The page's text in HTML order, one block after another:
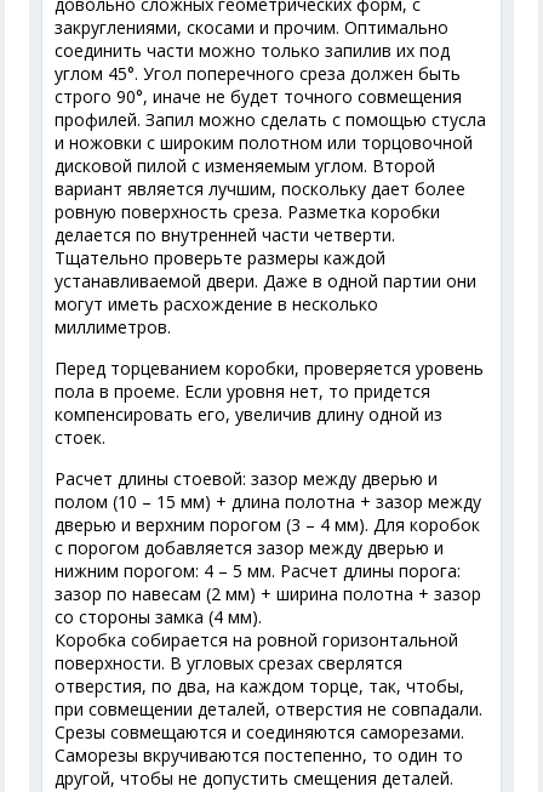
довольно сложных геометрических форм, с
закруглениями, скосами и прочим. Оптимально
соединить части можно только запилив их под
углом 45°. Угол поперечного среза должен быть
строго 90°, иначе не будет точного совмещения
профилей. Запил можно сделать с помощью стусла
и ножовки с широким полотном или торцовочной
дисковой пилой с изменяемым углом. Второй
вариант является лучшим, поскольку дает более
ровную поверхность среза. Разметка коробки
делается по внутренней части четверти.
Тщательно проверьте размеры каждой
устанавливаемой двери. Даже в одной партии они
могут иметь расхождение в несколько
миллиметров.
Перед торцеванием коробки, проверяется уровень
пола в проеме. Если уровня нет, то придется
компенсировать его, увеличив длину одной из
стоек.
Расчет длины стоевой: зазор между дверью и
полом (10 – 15 мм) + длина полотна + зазор между
дверью и верхним порогом (3 – 4 мм). Для коробок
с порогом добавляется зазор между дверью и
нижним порогом: 4 – 5 мм. Расчет длины порога:
зазор по навесам (2 мм) + ширина полотна + зазор
со стороны замка (4 мм).
Коробка собирается на ровной горизонтальной
поверхности. В угловых срезах сверлятся
отверстия, по два, на каждом торце, так, чтобы,
при совмещении деталей, отверстия не совпадали.
Срезы совмещаются и соединяются саморезами.
Саморезы вкручиваются постепенно, то один то
другой, чтобы не допустить смещения деталей.